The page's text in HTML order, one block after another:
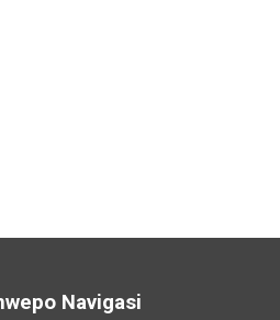
Navigasi